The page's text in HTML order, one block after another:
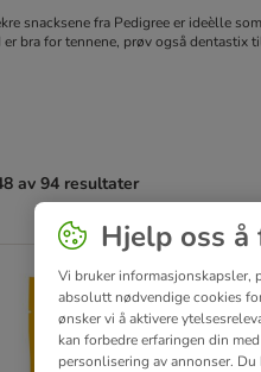
snacksene fra Pedigree er ideèlle
er bra for tennene, prøv også dentastix
av 94 resultater
items have been changed
Hjelp oss å
Vi bruker informasjonskapsler,
absolutt nødvendige cookies
ønsker vi å aktivere
kan forbedre erfaringen din
personlisering av annonser.